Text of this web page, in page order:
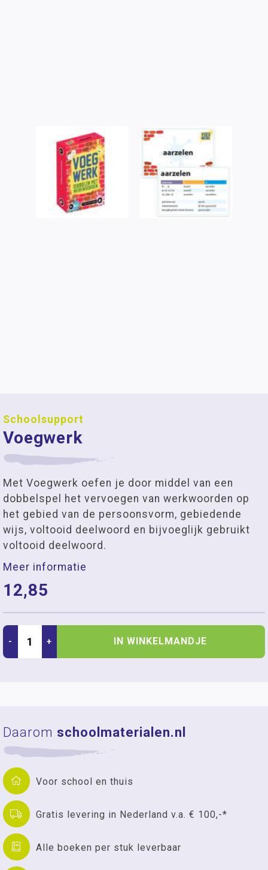
Schoolsupport
Voegwerk
Met Voegwerk oefen je door middel van een
dobbelspel het vervoegen van werkwoorden op
het gebied van de persoonsvorm, gebiedende
wijs, voltooid deelwoord en bijvoeglijk gebruikt
voltooid deelwoord.
Meer informatie
12,85
- + IN WINKELMANDJE
Daarom schoolmaterialen.nl
Voor school en thuis
Gratis levering in Nederland v.a. € 100,-*
Alle boeken per stuk leverbaar